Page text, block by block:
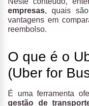
empresas, quais
vantagens em
reembolso.
O que é o
(Uber for
É uma ferramenta
gestão de